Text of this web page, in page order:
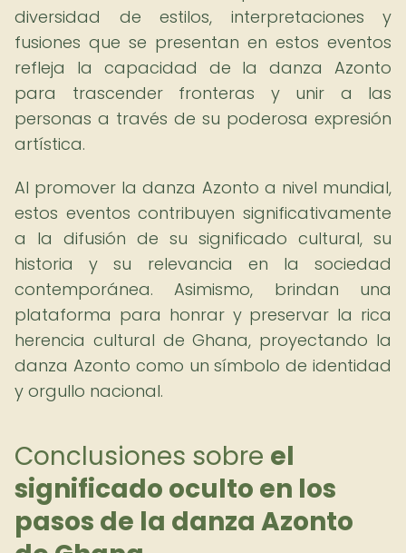
diversidad de estilos, interpretaciones y
fusiones que se presentan en estos eventos
refleja la capacidad de la danza Azonto
para trascender fronteras y unir a las
personas a través de su poderosa expresión
artística.
Al promover la danza Azonto a nivel mundial,
estos eventos contribuyen significativamente
a la difusión de su significado cultural, su
historia y su relevancia en la sociedad
contemporánea. Asimismo, brindan una
plataforma para honrar y preservar la rica
herencia cultural de Ghana, proyectando la
danza Azonto como un símbolo de identidad
y orgullo nacional.
Conclusiones sobre el
significado oculto en los
pasos de la danza Azonto